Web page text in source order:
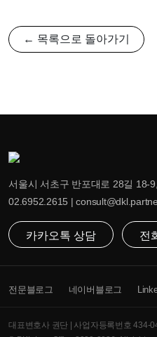
← 목록으로 돌아가기
서울시 서초구 반포대로 28길 18-
02.6952.2615 |
카카오톡 상담 전
전문블로그 네이버블로그
대표변호사 권단 | 사업자등록번호 434-